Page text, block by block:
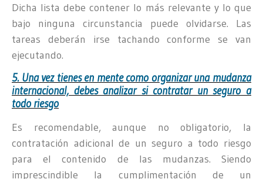
Dicha lista debe contener lo más relevante y lo que
bajo ninguna circunstancia puede olvidarse. Las
tareas deberán irse tachando conforme se van
ejecutando.
5. Una vez tienes en mente como organizar una mudanza
internacional, debes analizar si contratar un seguro a
todo riesgo
Es recomendable, aunque no obligatorio, la
contratación adicional de un seguro a todo riesgo
para el contenido de las mudanzas. Siendo
imprescindible la cumplimentación de un